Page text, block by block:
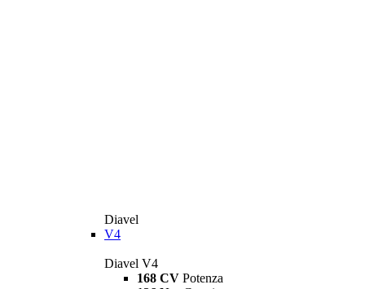
Diavel
V4
Diavel V4
168 CV Potenza